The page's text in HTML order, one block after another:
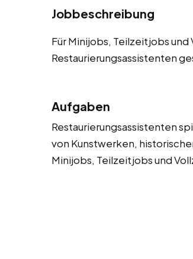
Jobbeschreibung
Für Minijobs, Teilzeitjobs
Restaurierungsassistenten
Aufgaben
Restaurierungsassistenten
von Kunstwerken,
Minijobs, Teilzeitjobs und